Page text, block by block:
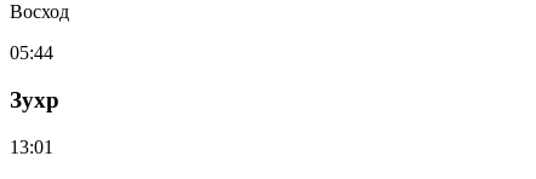
Восход
05:44
Зухр
13:01